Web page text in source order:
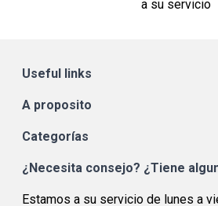
a su servicio
Useful links
A proposito
Categorías
¿Necesita consejo? ¿Tiene
Estamos a su servicio de lunes a